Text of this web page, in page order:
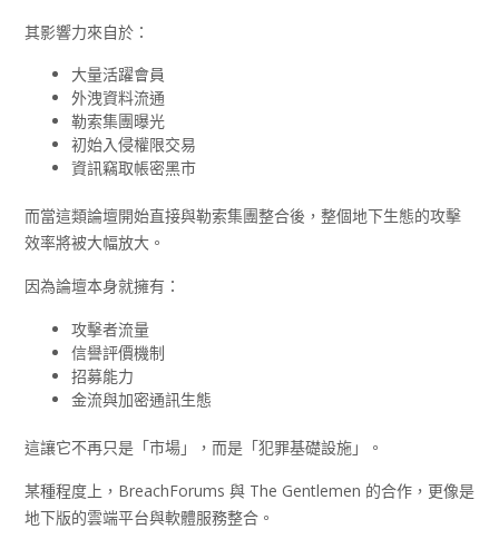
其影響力來自於：
大量活躍會員
外洩資料流通
勒索集團曝光
初始入侵權限交易
資訊竊取帳密黑市
而當這類論壇開始直接與勒索集團整合後，整個地下生態的攻擊
效率將被大幅放大。
因為論壇本身就擁有：
攻擊者流量
信譽評價機制
招募能力
金流與加密通訊生態
這讓它不再只是「市場」，而是「犯罪基礎設施」。
某種程度上，BreachForums 與 The Gentlemen 的合作，更像是
地下版的雲端平台與軟體服務整合。